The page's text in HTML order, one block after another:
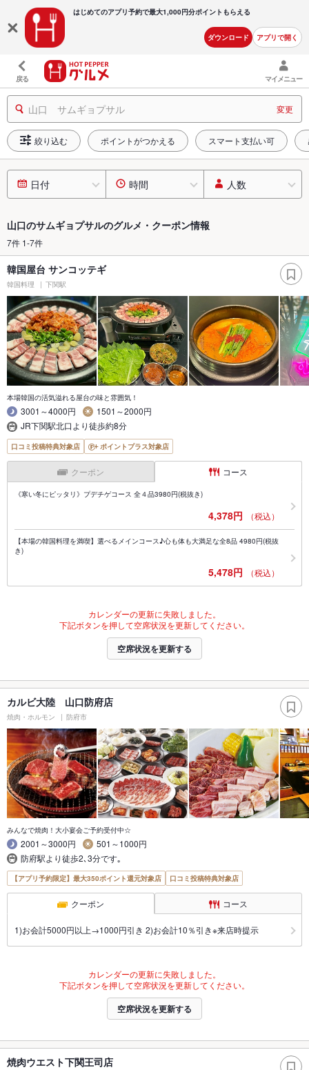
はじめてのアプリ予約で最大1,000円分ポイントもらえる
ダウンロード アプリで開く
戻る マイメニュー
山口 サムギョプサル 変更
絞り込む ポイントがつかえる スマート支払い可
日付 時間 人数
山口のサムギョプサルのグルメ・クーポン情報
7件 1-7件
韓国屋台 サンコッテギ
韓国料理 下関駅
本場韓国の活気溢れる屋台の味と雰囲気！
3001～4000円
1501～2000円
JR下関駅北口より徒歩約8分
口コミ投稿特典対象店 ポイントプラス対象店
クーポン コース
《寒い冬にピッタリ》プデチゲコース 全４品3980円(税抜き)
4,378円 （税込）
【本場の韓国料理を満喫】選べるメインコース♪心も体も大満足な全8品 4980円(税抜
き)
5,478円 （税込）
カレンダーの更新に失敗しました。
下記ボタンを押して空席状況を更新してください。
空席状況を更新する
カルビ大陸 山口防府店
焼肉・ホルモン 防府市
みんなで焼肉！大小宴会ご予約受付中☆
2001～3000円
501～1000円
防府駅より徒歩2､3分です｡
【アプリ予約限定】最大350ポイント還元対象店 口コミ投稿特典対象店
クーポン コース
1)お会計5000円以上→1000円引き 2)お会計10％引き※来店時提示
カレンダーの更新に失敗しました。
下記ボタンを押して空席状況を更新してください。
空席状況を更新する
焼肉ウエスト下関王司店